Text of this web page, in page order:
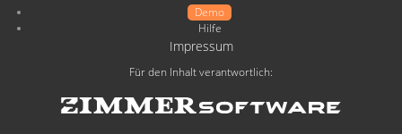
Demo
Hilfe
Impressum
Für den Inhalt verantwortlich: